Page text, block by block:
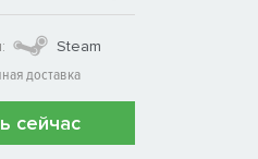
Steam
доставка
сейчас